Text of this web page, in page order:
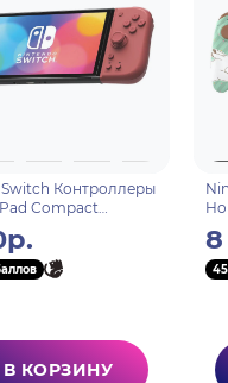
Контроллеры
Compact
для консоли
398U)
В КОРЗИНУ